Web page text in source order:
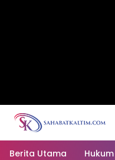
Berita Utama